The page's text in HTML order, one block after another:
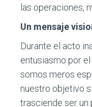
las operaciones,
Un mensaje
Durante el acto
entusiasmo por
somos meros
nuestro objetivo
trasciende ser un